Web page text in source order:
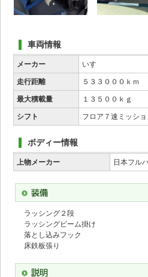
車両情報
メーカー いすゞ
走行距離 ５３３０００ｋｍ
最大積載量 １３５００ｋｇ
シフト フロア７速ミッショ
ボディー情報
上物メーカー 日本フル
ラッシング２段
ラッシングビーム掛け
落とし込みフック
床鉄板張り